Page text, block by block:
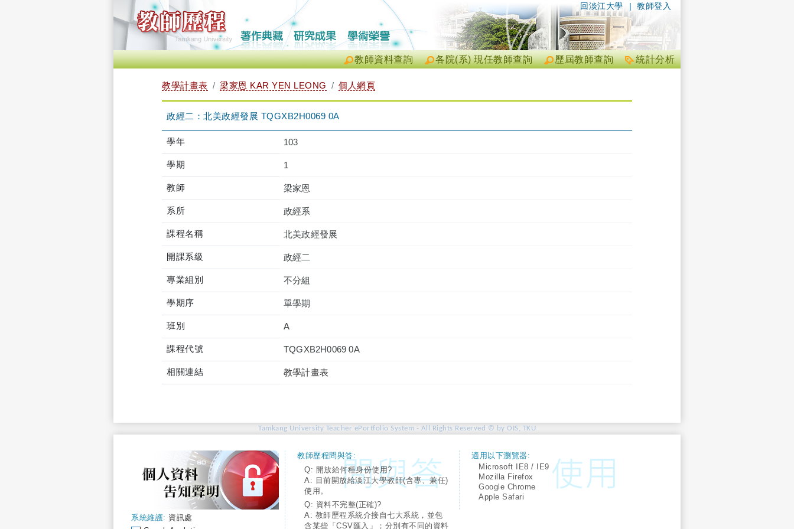
| 教師登入
回淡江大學
統計分析
歷屆教師查詢
各院(系) 現任教師查詢
教師資料查詢
教學計畫表 梁家恩 KAR YEN LEONG 個人網頁
政經二：北美政經發展 TQGXB2H0069 0A
學年 103
學期 1
教師 梁家恩
系所 政經系
課程名稱 北美政經發展
開課系級 政經二
專業組別 不分組
學期序 單學期
班別 A
課程代號 TQGXB2H0069 0A
相關連結 教學計畫表
Tamkang University Teacher ePortfolio System - All Rights Reserved © by OIS, TKU
系統維護: 資訊處
教師歷程問與答:
Q: 開放給何種身份使用?
A: 目前開放給淡江大學教師(含專、兼任)
使用。
Q: 資料不完整(正確)?
A: 教師歷程系統介接自七大系統，並包
含某些「CSV匯入」；分別有不同的資料
適用以下瀏覽器:
Microsoft IE8 / IE9
Mozilla Firefox
Google Chrome
Apple Safari